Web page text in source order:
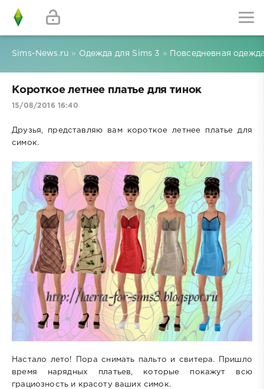
Sims-News.ru » Одежда для Sims 3 » Повседневная
Короткое летнее платье для тинок
15/08/2016 16:40
Друзья, представляю вам короткое летнее платье для
симок.
Настало лето! Пора снимать пальто и свитера. Пришло
время нарядных платьев, которые покажут всю
грациозность и красоту ваших симок.